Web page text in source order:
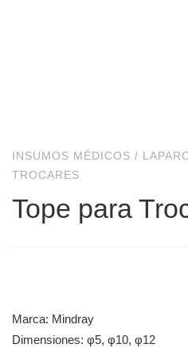
INSUMOS MÉDICOS /
TROCARES
Tope para
Marca: Mindray
Dimensiones: φ5, φ10, φ12